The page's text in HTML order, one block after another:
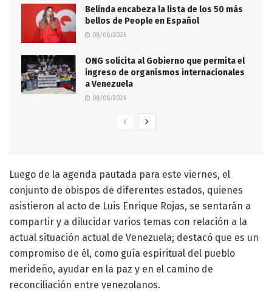
Belinda encabeza la lista de los 50 más
bellos de People en Español
08/08/2026
ONG solicita al Gobierno que permita el
ingreso de organismos internacionales
a Venezuela
08/08/2026
Luego de la agenda pautada para este viernes, el
conjunto de obispos de diferentes estados, quienes
asistieron al acto de Luis Enrique Rojas, se sentarán a
compartir y a dilucidar varios temas con relación a la
actual situación actual de Venezuela; destacó que es un
compromiso de él, como guía espiritual del pueblo
merideño, ayudar en la paz y en el camino de
reconciliación entre venezolanos.